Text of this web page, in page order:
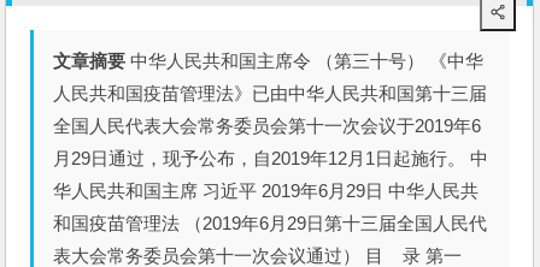
文章摘要 中华人民共和国主席令 （第三十号） 《中华
人民共和国疫苗管理法》已由中华人民共和国第十三届
全国人民代表大会常务委员会第十一次会议于2019年6
月29日通过，现予公布，自2019年12月1日起施行。 中
华人民共和国主席 习近平 2019年6月29日 中华人民共
和国疫苗管理法 （2019年6月29日第十三届全国人民代
表大会常务委员会第十一次会议通过） 目 录 第一